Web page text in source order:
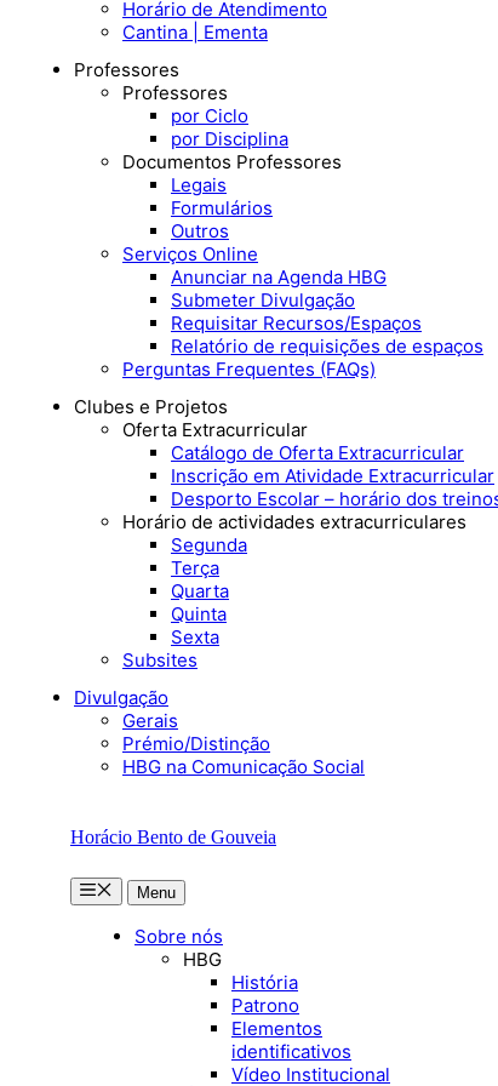
Horário de Atendimento
Cantina | Ementa
Professores
Professores
por Ciclo
por Disciplina
Documentos Professores
Legais
Formulários
Outros
Serviços Online
Anunciar na Agenda HBG
Submeter Divulgação
Requisitar Recursos/Espaços
Relatório de requisições de espaços
Perguntas Frequentes (FAQs)
Clubes e Projetos
Oferta Extracurricular
Catálogo de Oferta Extracurricular
Inscrição em Atividade Extracurricular
Desporto Escolar – horário dos
Horário de actividades extracurriculares
Segunda
Terça
Quarta
Quinta
Sexta
Subsites
Divulgação
Gerais
Prémio/Distinção
HBG na Comunicação Social
Horácio Bento de Gouveia
MenuMenu
Sobre nós
HBG
História
Patrono
Elementos
identificativos
Vídeo Institucional